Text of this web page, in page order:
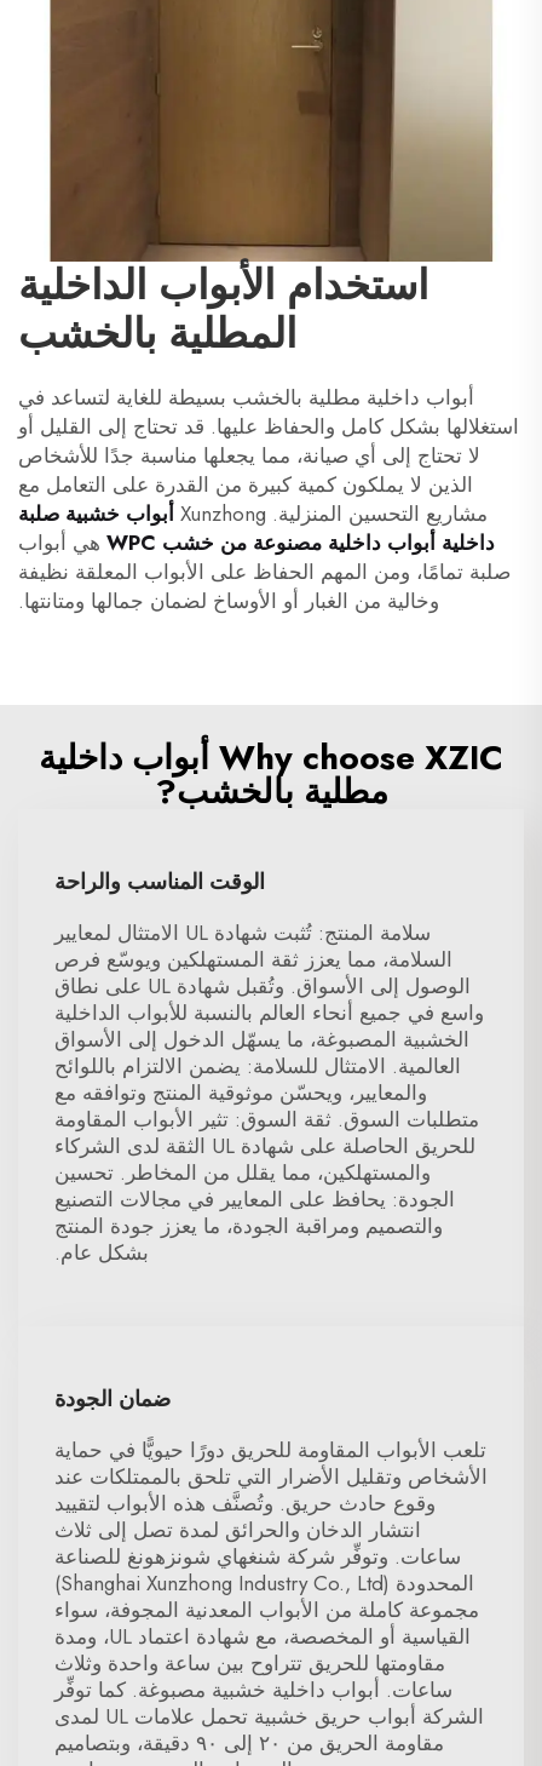
استخدام الأبواب الداخلية
المطلية بالخشب
أبواب داخلية مطلية بالخشب بسيطة للغاية لتساعد في
استغلالها بشكل كامل والحفاظ عليها. قد تحتاج إلى القليل أو
لا تحتاج إلى أي صيانة، مما يجعلها مناسبة جدًا للأشخاص
الذين لا يملكون كمية كبيرة من القدرة على التعامل مع
مشاريع التحسين المنزلية. Xunzhong
أبواب خشبية صلبة
داخلية أبواب داخلية مصنوعة من خشب WPC
هي أبواب
صلبة تمامًا، ومن المهم الحفاظ على الأبواب المعلقة نظيفة
وخالية من الغبار أو الأوساخ لضمان جمالها ومتانتها.
Why choose XZIC أبواب داخلية
مطلية بالخشب?
الوقت المناسب والراحة
سلامة المنتج: تُثبت شهادة UL الامتثال لمعايير
السلامة، مما يعزز ثقة المستهلكين ويوسّع فرص
الوصول إلى الأسواق. وتُقبل شهادة UL على نطاق
واسع في جميع أنحاء العالم بالنسبة للأبواب الداخلية
الخشبية المصبوغة، ما يسهّل الدخول إلى الأسواق
العالمية. الامتثال للسلامة: يضمن الالتزام باللوائح
والمعايير، ويحسّن موثوقية المنتج وتوافقه مع
متطلبات السوق. ثقة السوق: تثير الأبواب المقاومة
للحريق الحاصلة على شهادة UL الثقة لدى الشركاء
والمستهلكين، مما يقلل من المخاطر. تحسين
الجودة: يحافظ على المعايير في مجالات التصنيع
والتصميم ومراقبة الجودة، ما يعزز جودة المنتج
بشكل عام.
ضمان الجودة
تلعب الأبواب المقاومة للحريق دورًا حيويًّا في حماية
الأشخاص وتقليل الأضرار التي تلحق بالممتلكات عند
وقوع حادث حريق. وتُصنَّف هذه الأبواب لتقييد
انتشار الدخان والحرائق لمدة تصل إلى ثلاث
ساعات. وتوفِّر شركة شنغهاي شونزهونغ للصناعة
المحدودة (Shanghai Xunzhong Industry Co., Ltd)
مجموعة كاملة من الأبواب المعدنية المجوفة، سواء
القياسية أو المخصصة، مع شهادة اعتماد UL، ومدة
مقاومتها للحريق تتراوح بين ساعة واحدة وثلاث
ساعات. أبواب داخلية خشبية مصبوغة. كما توفِّر
الشركة أبواب حريق خشبية تحمل علامات UL لمدى
مقاومة الحريق من ٢٠ إلى ٩٠ دقيقة، وبتصاميم